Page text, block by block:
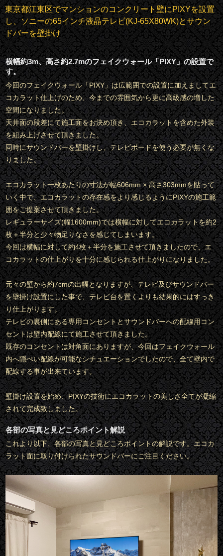
東京都江東区でマンションのコンクリート壁にPIXYを設置
し、ソニーの65インチ液晶テレビ(KJ-65X80WK)とサウン
ドバーを壁掛け
横幅約3m、高さ約2.7mのフェイクウォール「PIXY」の設置で
す。
今回のフェイクウォール「PIXY」は広範囲での設置に加えましてエ
コカラット仕上げのため、今までの雰囲気から更に高級感の増した
空間になりました。
天井面の段差にて施工面をお決め頂き、エコカラットを含めた外装
を組み上げさせて頂きました。
同時にサウンドバーを壁掛けし、テレビボードを使う必要が無くな
りました。
エコカラット一枚あたりの寸法が幅606mm × 高さ303mmを貼って
いく中で、エコカラットの存在感をより感じるようにPIXYの施工範
囲をご提案させて頂きました。
レギュラーサイズ(幅1600mm)では横幅に対してエコカラットを約2
枚＋半分と少々物足りなさを感じてしまいます。
今回は横幅に対して約4枚＋半分を施工させて頂きましたので、エ
コカラットの仕上がりを十分に感じられる仕上がりになりました。
元々の壁から約7cmの出幅となりますが、テレビ及びサウンドバー
を壁掛け設置にした事で、テレビ台を置くよりも結果的にはすっき
り仕上がります。
テレビの裏側にある専用コンセントとサウンドバーへの配線用コン
セントは壁内配線にて施工させて頂きました。
既存のコンセントは対角面にありますが、今回はフェイクウォール
内へ隠ぺい配線が可能なシチュエーションでしたので、全て壁内で
配線する事が出来ています。
壁掛け設置を始め、PIXYの技術にエコカラットの美しさ全てが凝縮
されて完成致しました。
各部の写真と見どころポイント解説
これより以下、各部の写真と見どころポイントの解説です。エコカ
ラット面に取り付けられたサウンドバーにご注目ください。